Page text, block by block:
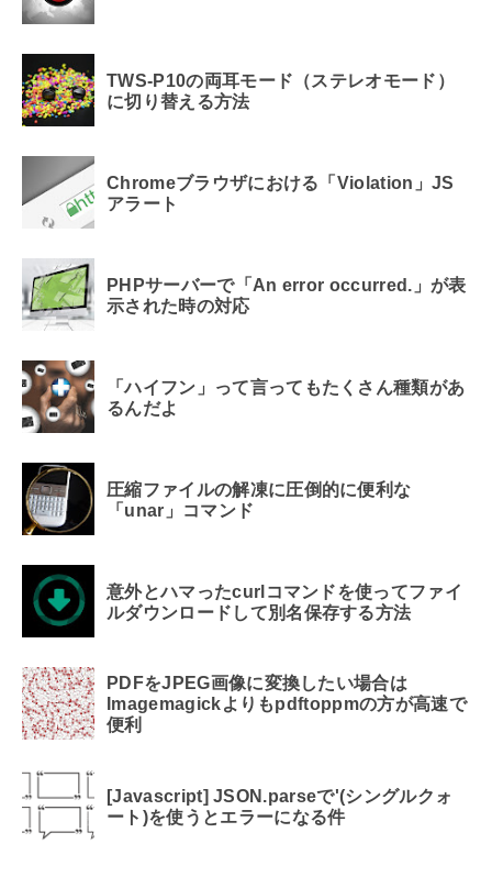
TWS-P10の両耳モード（ステレオモード）
に切り替える方法
Chromeブラウザにおける「Violation」JS
アラート
PHPサーバーで「An error occurred.」が表
示された時の対応
「ハイフン」って言ってもたくさん種類があ
るんだよ
圧縮ファイルの解凍に圧倒的に便利な
「unar」コマンド
意外とハマったcurlコマンドを使ってファイ
ルダウンロードして別名保存する方法
PDFをJPEG画像に変換したい場合は
Imagemagickよりもpdftoppmの方が高速で
便利
[Javascript] JSON.parseで'(シングルクォ
ート)を使うとエラーになる件